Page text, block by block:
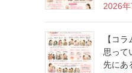
2026
【コ
思って
先にあ